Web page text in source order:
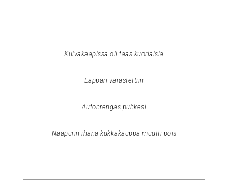
Kuivakaapissa oli taas kuoriaisia
Läppäri varastettiin
Autonrengas puhkesi
Naapurin ihana kukkakauppa muutti pois